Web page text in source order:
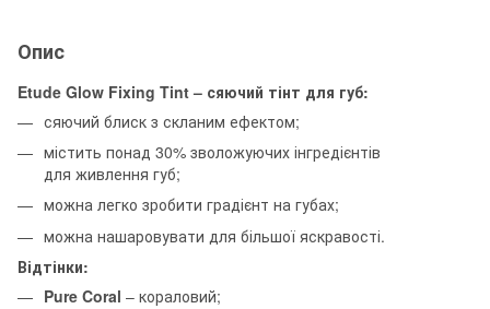
Опис
Etude Glow Fixing Tint – сяючий тінт для губ:
сяючий блиск з скланим ефектом;
містить понад 30% зволожуючих інгредієнтів
для живлення губ;
можна легко зробити градієнт на губах;
можна нашаровувати для більшої яскравості.
Відтінки:
Pure Coral – кораловий;